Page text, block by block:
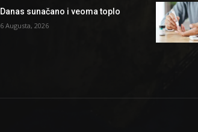
Danas sunačano i veoma toplo
6 Augusta, 2026